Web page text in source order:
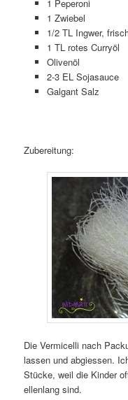
1 Peperoni
1 Zwiebel
1/2 TL Ingwer,
1 TL rotes Curryöl
Olivenöl
2-3 EL Sojasauce
Galgant Salz
Zubereitung:
Die Vermicelli nach
lassen und abgiessen.
Stücke, weil die Kinder
ellenlang sind.